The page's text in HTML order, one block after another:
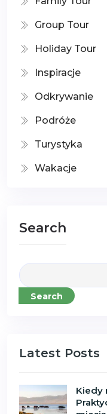
Group Tour
Holiday Tour
Inspiracje
Odkrywanie
Podróże
Turystyka
Wakacje
Search
Search
Latest Posts
Kiedy